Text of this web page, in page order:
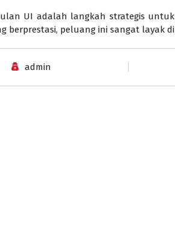
UI adalah langkah strategis
berprestasi, peluang ini sangat layak
admin